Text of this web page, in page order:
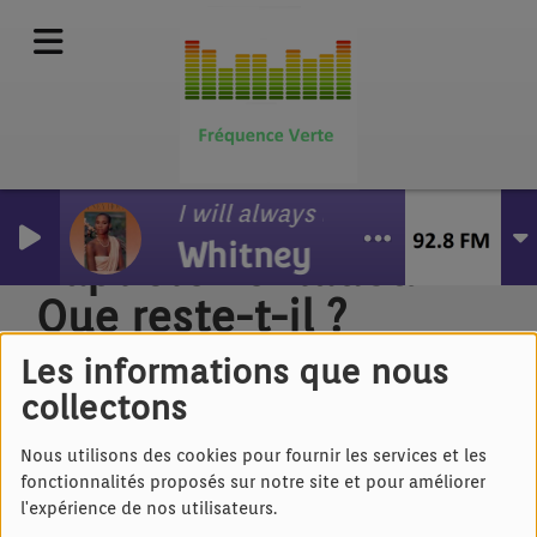
Les informations que nous
collectons
Nous utilisons des cookies pour fournir les services et les
fonctionnalités proposés sur notre site et pour améliorer
l'expérience de nos utilisateurs.
I will always love you
Whitney Houston
Baptiste Ventadour -
Que reste-t-il ?